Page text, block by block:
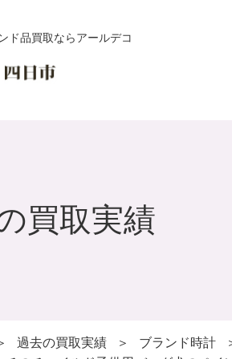
ド品買取ならアールデコ
買取実績
過去の買取実績 ＞ ブランド時計